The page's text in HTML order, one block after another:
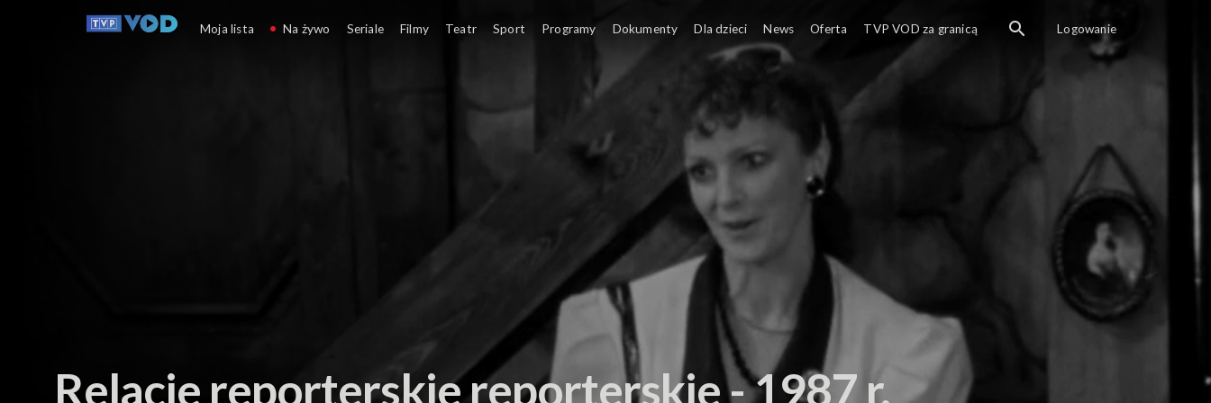
Relacje reporterskie reporterskie - 1987 r.
Moja lista Na żywo Seriale Filmy Teatr Sport Programy Dokumenty Dla dzieci News Oferta TVP VOD za granicą Logowanie